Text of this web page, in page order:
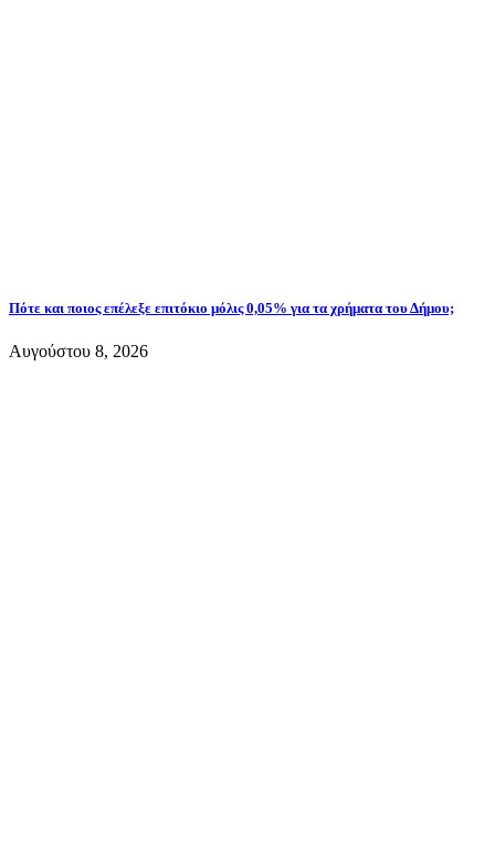
Πότε και ποιος επέλεξε επιτόκιο μόλις 0,05% για τα χρήματα του Δήμου;
Αυγούστου 8, 2026